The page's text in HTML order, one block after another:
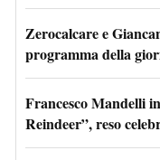
Zerocalcare e
programma della
Francesco Mandelli
Reindeer”, reso